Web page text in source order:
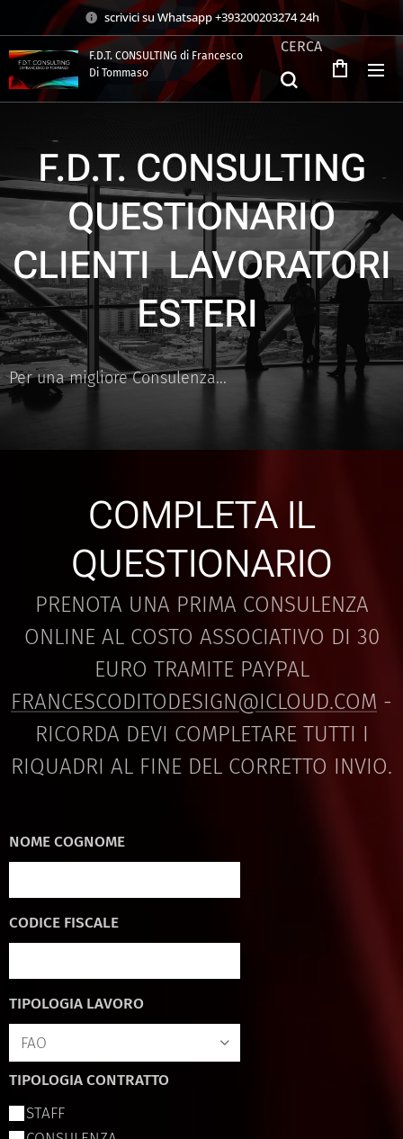
scrivici su Whatsapp +393200203274 24h
F.D.T. CONSULTING di Francesco
Di Tommaso
CERCA
F.D.T. CONSULTING
QUESTIONARIO
CLIENTI LAVORATORI
ESTERI
Per una migliore Consulenza...
COMPLETA IL
QUESTIONARIO
PRENOTA UNA PRIMA CONSULENZA
ONLINE AL COSTO ASSOCIATIVO DI 30
EURO TRAMITE PAYPAL
FRANCESCODITODESIGN@ICLOUD.COM -
RICORDA DEVI COMPLETARE TUTTI I
RIQUADRI AL FINE DEL CORRETTO INVIO.
NOME COGNOME
CODICE FISCALE
TIPOLOGIA LAVORO
TIPOLOGIA CONTRATTO
STAFF